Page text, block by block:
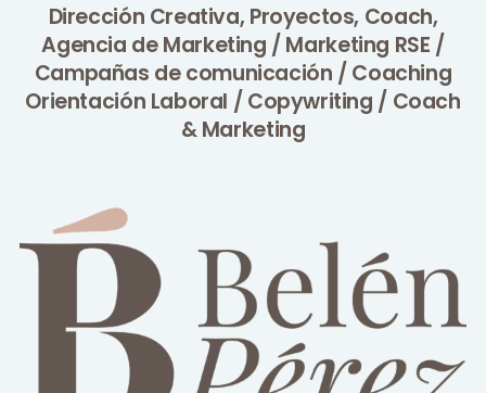
Dirección Creativa, Proyectos, Coach,
Agencia de Marketing / Marketing RSE /
Campañas de comunicación / Coaching
Orientación Laboral / Copywriting / Coach
& Marketing